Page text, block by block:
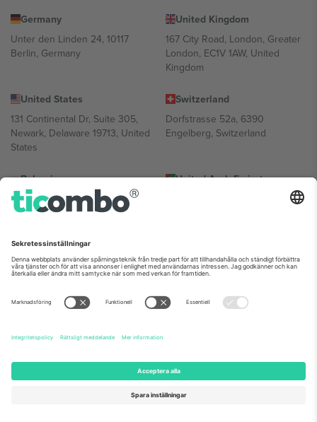
Germany
Unter den Linden 24, 10117
Berlin, Germany
United Kingdom
167 City Road, London, Greater
London, EC1V 1AW, United
Kingdom
United States
131 Continental Dr, Suite 305,
Newark, Delaware 19713, United
States
Switzerland
Dorfstrasse 52a, 6390
Engelberg, Switzerland
Bulgaria
Regus Sofia City West, bul
Totleben 53-55, 1606 Sofia,
United Arab Emirates
UAE Dubai Silicon Oasis, DDP
Mexico
Av Chapultepec 360, Roma
Norte, Cuauhtémoc, 06700
Ciudad de México, CDMX,
plats, evenemang och/eller domän. För detaljer, se specifik
evenemangssida, avtryck och villkor.,Leverantörens namn
© 2026 Ticombo. Alla rättigheter förbehållna.